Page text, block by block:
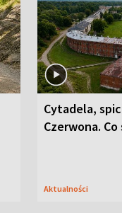
Cytadela,
Czerwona.
Aktualności